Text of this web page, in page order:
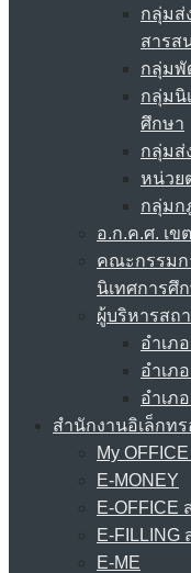
กลุ่มส่
สารส
กลุ่มพั
กลุ่มนิ
ศึกษา
กลุ่มส่
หน่วย
กลุ่มก
อ.ก.ค.ศ. เ
คณะกรรมก
นิเทศการศึ
ผู้บริหารสถ
อำเภ
อำเภ
อำเภ
สำนักงานอิเล็กท
My
E-MONEY
E-OFFICE
E-FILLING
E-ME